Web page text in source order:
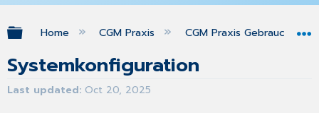
Expand/collapse global hierarchy
Home CGM Praxis CGM Praxis
Systemkonfiguration
Last updated Oct 20, 2025